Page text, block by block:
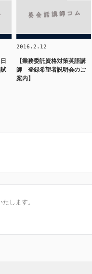
2016.2.12
【業務委託資格対策英語講
師 登録希望者説明会のご
案内】
します。